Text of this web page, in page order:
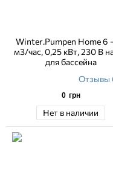
Winter.Pumpen Home 6
м3/час, 0,25 кВт, 230 В
для бассейна
Отзывы
0 грн
Нет в наличии